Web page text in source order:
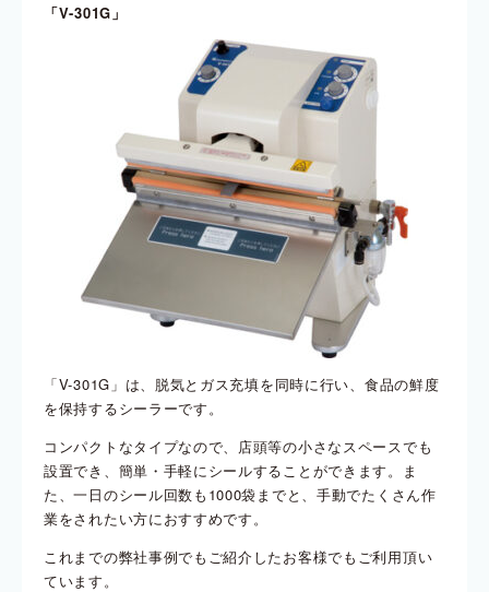
「V-301G」
「V-301G」は、脱気とガス充填を同時に行い、食品の鮮度
を保持するシーラーです。
コンパクトなタイプなので、店頭等の小さなスペースでも
設置でき、簡単・手軽にシールすることができます。ま
た、一日のシール回数も1000袋までと、手動でたくさん作
業をされたい方におすすめです。
これまでの弊社事例でもご紹介したお客様でもご利用頂い
ています。